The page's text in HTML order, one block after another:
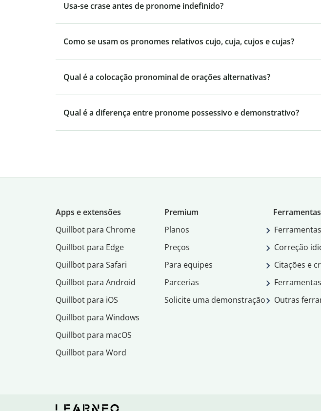
Usa-se crase antes de pronome indefinido?
Como se usam os pronomes relativos cujo, cuja, cujos e cujas?
Qual é a colocação pronominal de orações alternativas?
Qual é a diferença entre pronome possessivo e demonstrativo?
Apps e extensões
Quillbot para Chrome
Quillbot para Edge
Quillbot para Safari
Quillbot para Android
Quillbot para iOS
Quillbot para Windows
Quillbot para macOS
Quillbot para Word
Premium
Planos
Preços
Para equipes
Parcerias
Solicite uma demonstração
Ferramentas
Correção
Citações e
Outras